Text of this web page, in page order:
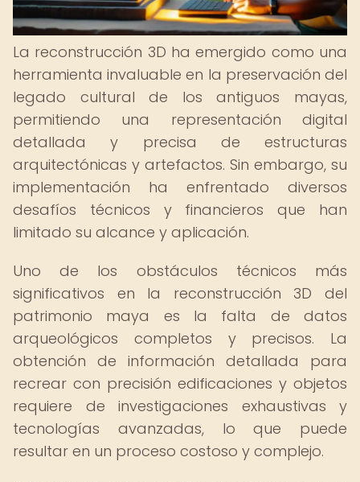
La reconstrucción 3D ha emergido como una
herramienta invaluable en la preservación del
legado cultural de los antiguos mayas,
permitiendo una representación digital
detallada y precisa de estructuras
arquitectónicas y artefactos. Sin embargo, su
implementación ha enfrentado diversos
desafíos técnicos y financieros que han
limitado su alcance y aplicación.
Uno de los obstáculos técnicos más
significativos en la reconstrucción 3D del
patrimonio maya es la falta de datos
arqueológicos completos y precisos. La
obtención de información detallada para
recrear con precisión edificaciones y objetos
requiere de investigaciones exhaustivas y
tecnologías avanzadas, lo que puede
resultar en un proceso costoso y complejo.